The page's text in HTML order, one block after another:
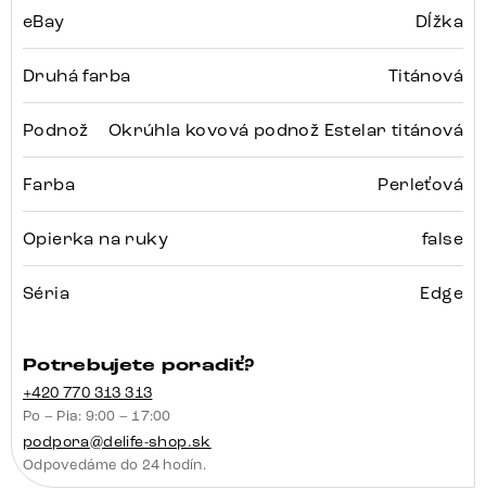
eBay Dĺžka
Druhá farba Titánová
Podnož Okrúhla kovová podnož Estelar titánová
Farba Perleťová
Opierka na ruky false
Séria Edge
Potrebujete poradiť?
+420 770 313 313
Po – Pia: 9:00 – 17:00
podpora@delife-shop.sk
Odpovedáme do 24 hodín.